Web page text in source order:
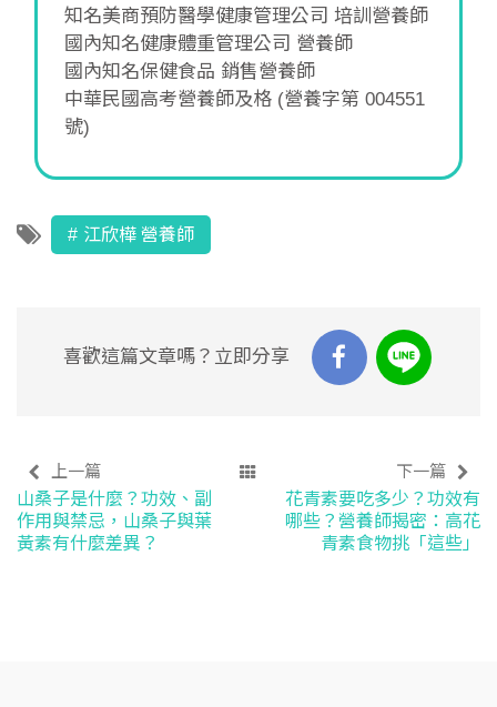
知名美商預防醫學健康管理公司 培訓營養師
國內知名健康體重管理公司 營養師
國內知名保健食品 銷售營養師
中華民國高考營養師及格 (營養字第 004551
號)
江欣樺 營養師
喜歡這篇文章嗎？立即分享
上一篇
山桑子是什麼？功效、副
作用與禁忌，山桑子與葉
黃素有什麼差異？
下一篇
花青素要吃多少？功效有
哪些？營養師揭密：高花
青素食物挑「這些」